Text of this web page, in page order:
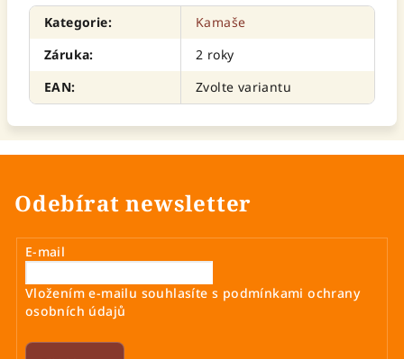
Kategorie:
Kamaše
Záruka:
2 roky
EAN: Zvolte variantu
Odebírat newsletter
E-mail
Vložením e-mailu souhlasíte s podmínkami ochrany
osobních údajů